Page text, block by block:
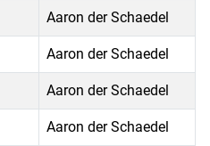
Aaron der Schaedel
Aaron der Schaedel
Aaron der Schaedel
Aaron der Schaedel